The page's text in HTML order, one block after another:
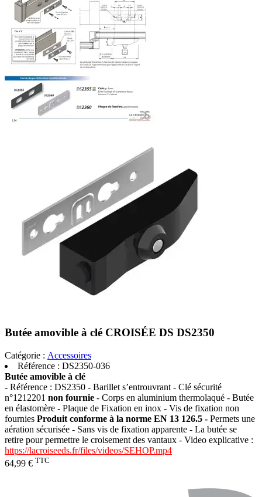
Butée amovible à clé CROISÉE DS DS2350
Catégorie : Accessoires
Référence : DS2350-036
Butée amovible à clé
- Référence : DS2350 - Barillet s’entrouvrant - Clé sécurité
n°1212201 non fournie - Corps en aluminium thermolaqué - Butée
en élastomère - Plaque de Fixation en inox - Vis de fixation non
fournies Produit conforme à la norme EN 13 126.5 - Permets une
aération sécurisée - Sans vis de fixation apparente - La butée se
retire pour permettre le croisement des vantaux - Video explicative :
https://lacroiseeds.fr/files/videos/SEHOP.mp4
64,99 € TTC